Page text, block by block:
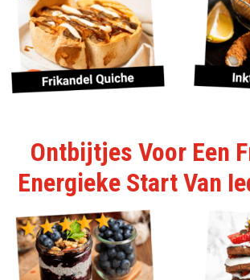
Ontbijtjes Voor Een
Energieke Start Van